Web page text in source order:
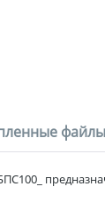
файлы